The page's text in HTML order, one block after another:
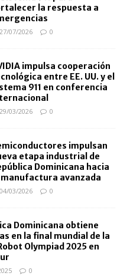
la respuesta a
27/07/2026 0
impulsa cooperación
entre EE. UU. y el
911 en conferencia
29/03/2026 0
impulsan
etapa industrial de
Dominicana hacia
manufactura avanzada
04/03/2026 0
Dominicana obtiene
en la final mundial de la
Olympiad 2025 en
0